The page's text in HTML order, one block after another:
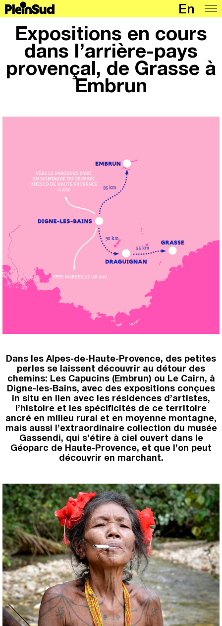
En
Lieux
Programmation
Carte
Expositions en cours
dans l’arrière-pays
provençal, de Grasse à
Embrun
Dans les Alpes-de-Haute-Provence, des petites
perles se laissent découvrir au détour des
chemins: Les Capucins (Embrun) ou Le Cairn, à
Digne-les-Bains, avec des expositions conçues
in situ en lien avec les résidences d’artistes,
l’histoire et les spécificités de ce territoire
ancré en milieu rural et en moyenne montagne,
mais aussi l’extraordinaire collection du musée
Gassendi, qui s’étire à ciel ouvert dans le
Géoparc de Haute-Provence, et que l’on peut
découvrir en marchant.